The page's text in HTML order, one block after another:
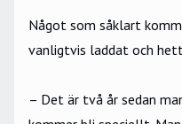
Något som såklart
vanligtvis laddat och
– Det är två år sedan